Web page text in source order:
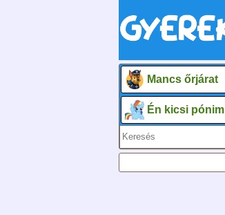
Mancs őrjárat
Én kicsi pónim